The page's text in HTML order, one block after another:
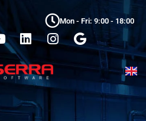
Mon - Fri: 9:00 - 18:00